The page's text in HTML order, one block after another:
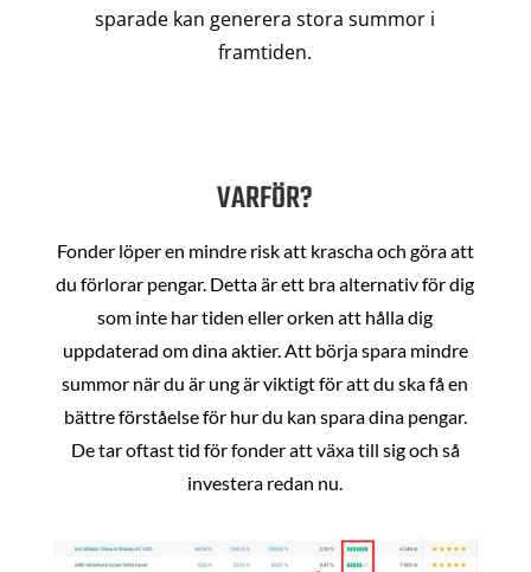
sparade kan generera stora summor i
framtiden.
VARFÖR?
Fonder löper en mindre risk att krascha och göra att
du förlorar pengar. Detta är ett bra alternativ för dig
som inte har tiden eller orken att hålla dig
uppdaterad om dina aktier. Att börja spara mindre
summor när du är ung är viktigt för att du ska få en
bättre förståelse för hur du kan spara dina pengar.
De tar oftast tid för fonder att växa till sig och så
investera redan nu.